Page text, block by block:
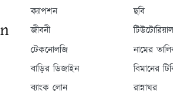
ক্যাপশন
ছবি
জীবনী
টিউটোরিয়াল
টেকনোলজি
নামের
বাড়ির ডিজাইন
বিমানের
ব্যাংক লোন
রান্নাঘর